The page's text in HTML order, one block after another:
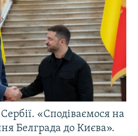
«Сподіваємося на
Белграда до Києва».